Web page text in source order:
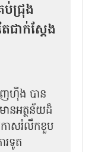
ប់ជ្រុង
ាក់ស្ដែង
ញហ៊ឹង បាន
ានអត្ថន័យដ៏
ាសរំលឹកខួប
រទូត